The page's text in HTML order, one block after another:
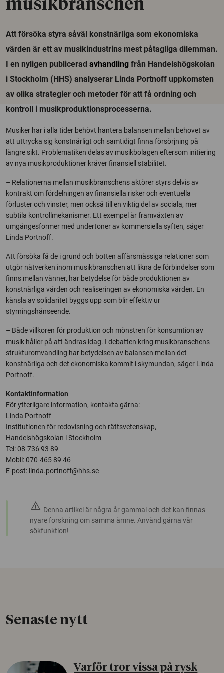
musikbranschen
Att försöka styra såväl konstnärliga som ekonomiska
värden är ett av musikindustrins mest påtagliga dilemman.
I en nyligen publicerad avhandling från Handelshögskolan
i Stockholm (HHS) analyserar Linda Portnoff uppkomsten
av olika strategier och metoder för att få ordning och
kontroll i musikproduktionsprocesserna.
Musiker har i alla tider behövt hantera balansen mellan behovet av
att uttrycka sig konstnärligt och samtidigt finna försörjning på
längre sikt. Problematiken delas av musikbolagen eftersom initiering
av nya musikproduktioner kräver finansiell stabilitet.
– Relationerna mellan musikbranschens aktörer styrs delvis av
kontrakt om fördelningen av finansiella risker och eventuella
förluster och vinster, men också till en viktig del av sociala, mer
subtila kontrollmekanismer. Ett exempel är framväxten av
umgängesformer med undertoner av kommersiella syften, säger
Linda Portnoff.
Att försöka få de i grund och botten affärsmässiga relationer som
utgör nätverken inom musikbranschen att likna de förbindelser som
finns mellan vänner, har betydelse för både produktionen av
konstnärliga värden och realiseringen av ekonomiska värden. En
känsla av solidaritet byggs upp som blir effektiv ur
styrningshänseende.
– Både villkoren för produktion och mönstren för konsumtion av
musik håller på att ändras idag. I debatten kring musikbranschens
strukturomvandling har betydelsen av balansen mellan det
konstnärliga och det ekonomiska kommit i skymundan, säger Linda
Portnoff.
Kontaktinformation
För ytterligare information, kontakta gärna:
Linda Portnoff
Institutionen för redovisning och rättsvetenskap,
Handelshögskolan i Stockholm
Tel: 08-736 93 89
Mobil: 070-465 89 46
E-post: linda.portnoff@hhs.se
warning Denna artikel är några år gammal och det kan finnas
nyare forskning om samma ämne. Använd gärna vår
sökfunktion!
Senaste nytt
Varför tror vissa på rysk